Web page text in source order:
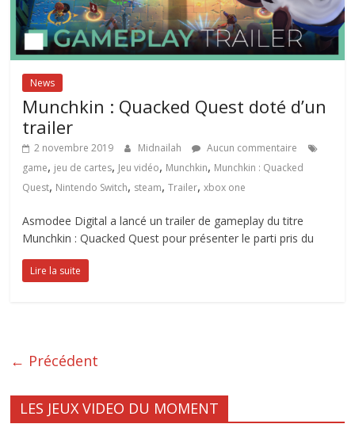
News
Munchkin : Quacked Quest doté d’un
trailer
2 novembre 2019 Midnailah
Aucun commentaire
game, jeu de cartes, Jeu vidéo, Munchkin, Munchkin : Quacked
Quest, Nintendo Switch, steam,Trailer,xbox one
Asmodee Digital a lancé un trailer de gameplay du titre
Munchkin : Quacked Quest pour présenter le parti pris du
Lire la suite
← Précédent
LES JEUX VIDEO DU MOMENT